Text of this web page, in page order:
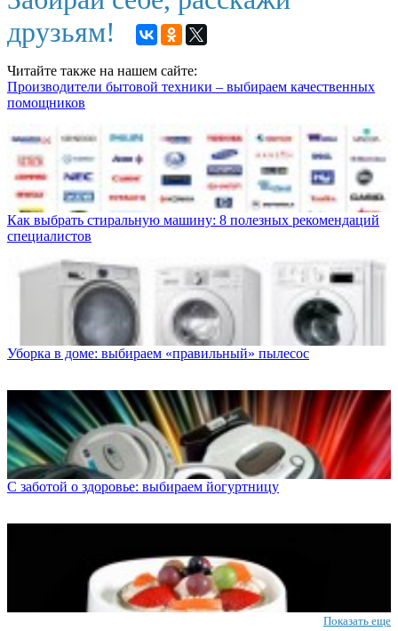
друзьям!
Читайте также на нашем сайте:
Производители бытовой техники – выбираем качественных
помощников
Как выбрать стиральную машину: 8 полезных рекомендаций
специалистов
Уборка в доме: выбираем «правильный» пылесос
С заботой о здоровье: выбираем йогуртницу
Показать еще